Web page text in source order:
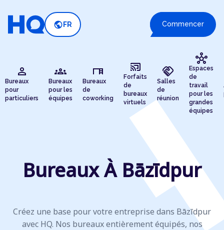
public FR Commencer
person
Bureaux
pour
particuliers
groups
Bureaux
pour les
équipes
desk
Bureaux
de
coworking
cast_connected
Forfaits
de
bureaux
virtuels
handshake
Salles
de
réunion
hub
Espaces
de
travail
pour les
grandes
équipes
Bureaux À Bāzīdpur
Créez une base pour votre entreprise dans Bāzīdpur
avec HQ. Nos bureaux entièrement équipés, nos